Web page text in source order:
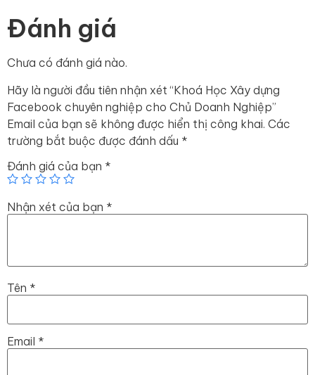
Đánh giá
Chưa có đánh giá nào.
Hãy là người đầu tiên nhận xét “Khoá Học Xây dựng
Facebook chuyên nghiệp cho Chủ Doanh Nghiệp”
Email của bạn sẽ không được hiển thị công khai. Các
trường bắt buộc được đánh dấu *
Đánh giá của bạn *
Nhận xét của bạn *
Tên *
Email *